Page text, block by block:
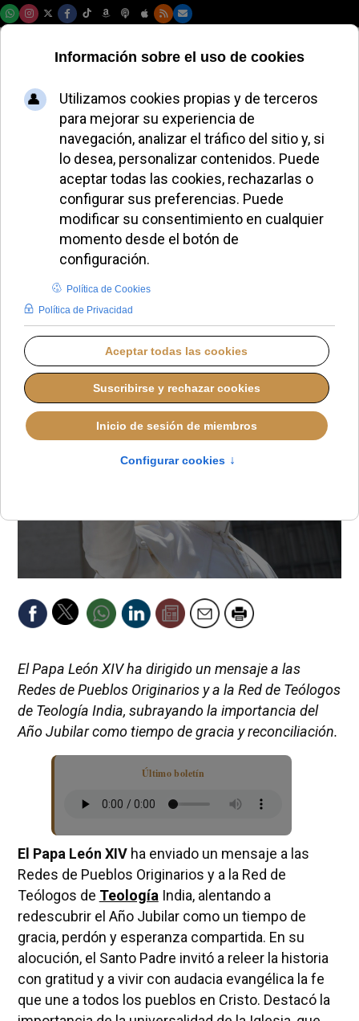
El Papa León XIV
invita a redescubrir
el Año Jubilar como
tiempo de gracia y
perdón
JUEVES, 16 OCTUBRE 2025 09:32
El Papa León XIV ha dirigido un mensaje a las
Redes de Pueblos Originarios y a la Red de Teólogos
de Teología India, subrayando la importancia del
Año Jubilar como tiempo de gracia y reconciliación.
Último boletín
El Papa León XIVha enviado un mensaje a las
Redes de Pueblos Originarios y a la Red de
Teólogos de Teología India, alentando a
redescubrir el Año Jubilar como un tiempo de
gracia, perdón y esperanza compartida. En su
alocución, el Santo Padre invitó a releer la historia
con gratitud y a vivir con audacia evangélica la fe
que une a todos los pueblos en Cristo. Destacó la